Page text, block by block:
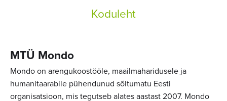
Koduleht
MTÜ Mondo
Mondo on arengukoostööle, maailmaharidusele ja
humanitaarabile pühendunud sõltumatu Eesti
organisatsioon, mis tegutseb alates aastast 2007. Mondo